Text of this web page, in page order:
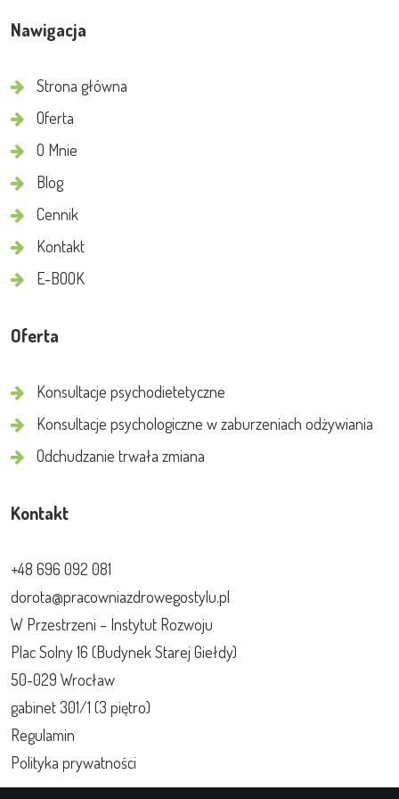
Nawigacja
Strona główna
Oferta
O Mnie
Blog
Cennik
Kontakt
E-BOOK
Oferta
Konsultacje psychodietetyczne
Konsultacje psychologiczne w zaburzeniach odżywiania
Odchudzanie trwała zmiana
Kontakt
+48 696 092 081
dorota@pracowniazdrowegostylu.pl
W Przestrzeni – Instytut Rozwoju
Plac Solny 16 (Budynek Starej Giełdy)
50-029 Wrocław
gabinet 301/1 (3 piętro)
Regulamin
Polityka prywatności